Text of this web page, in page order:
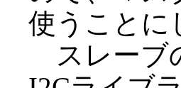
使うことに
スレーブ